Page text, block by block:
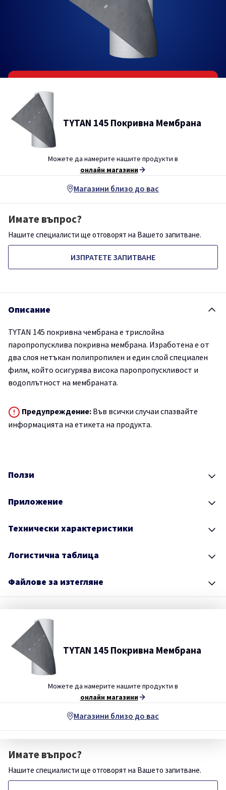
TYTAN 145 Покривна Мембрана
Можете да намерите нашите продукти в
онлайн магазини
Магазини близо до вас
Имате въпрос?
Нашите специалисти ще отговорят на Вашето запитване.
ИЗПРАТЕТЕ ЗАПИТВАНЕ
Описание
TYTAN 145 покривна чембрана е трислойна
паропропусклива покривна мембрана. Изработена е от
два слоя нетъкан полипропилен и един слой специален
филм, който осигурява висока паропропускливост и
водоплътност на мембраната.
Предупреждение: Във всички случаи спазвайте
информацията на етикета на продукта.
Ползи
Приложение
Технически характеристики
Логистична таблица
Файлове за изтегляне
TYTAN 145 Покривна Мембрана
Можете да намерите нашите продукти в
онлайн магазини
Магазини близо до вас
Имате въпрос?
Нашите специалисти ще отговорят на Вашето запитване.